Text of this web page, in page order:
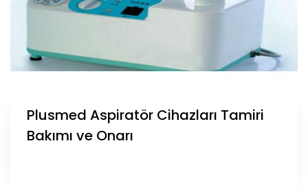
Plusmed Aspiratör Cihazları Tamiri
Bakımı ve Onarı